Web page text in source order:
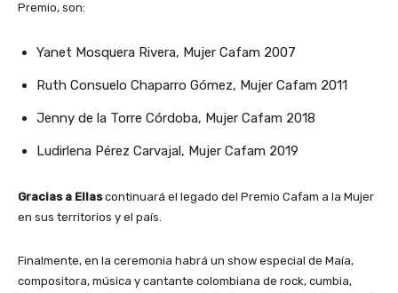
Premio, son:
Yanet Mosquera Rivera, Mujer Cafam 2007
Ruth Consuelo Chaparro Gómez, Mujer Cafam 2011
Jenny de la Torre Córdoba, Mujer Cafam 2018
Ludirlena Pérez Carvajal, Mujer Cafam 2019
Gracias a Ellascontinuará el legado del Premio Cafam a la Mujer
en sus territorios y el país.
Finalmente, en la ceremonia habrá un show especial de Maía,
compositora, música y cantante colombiana de rock, cumbia,